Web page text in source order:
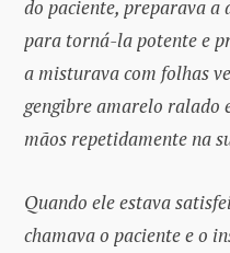
do paciente, preparava a
para torná-la potente e
a misturava com folhas
gengibre amarelo ralado
mãos repetidamente na
Quando ele estava
chamava o paciente e o